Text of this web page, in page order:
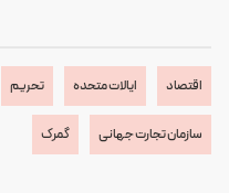
اقتصاد ایالات متحده تحریم
سازمان تجارت جهانی گمرک